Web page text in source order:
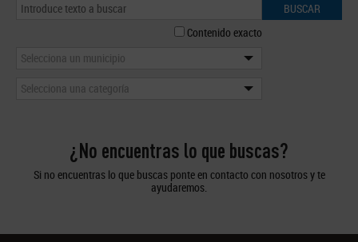
BUSCAR
Contenido exacto
Selecciona un municipio
Selecciona una categoría
¿No encuentras lo que buscas?
Si no encuentras lo que buscas ponte en contacto con nosotros y te
ayudaremos.